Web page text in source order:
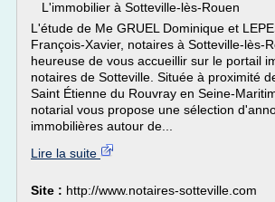
L'immobilier à Sotteville-lès-Rouen
L'étude de Me GRUEL Dominique et
François-Xavier, notaires à Sotteville-lès-
heureuse de vous accueillir sur le portail
notaires de Sotteville. Située à proximité
Saint Étienne du Rouvray en Seine-
notarial vous propose une sélection
immobilières autour de...
Lire la suite
Site : http://www.notaires-sotteville.com